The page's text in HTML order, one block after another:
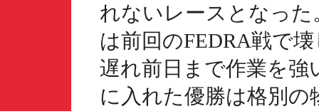
れないレースとなっ
は前回のFEDRA戦で
遅れ前日まで作業を
に入れた優勝は格別の